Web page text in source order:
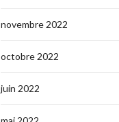
novembre 2022
octobre 2022
juin 2022